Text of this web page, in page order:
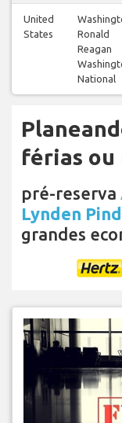
United
States
Ronald
Reagan
National
férias ou
pré-reserva
Lynden
grandes